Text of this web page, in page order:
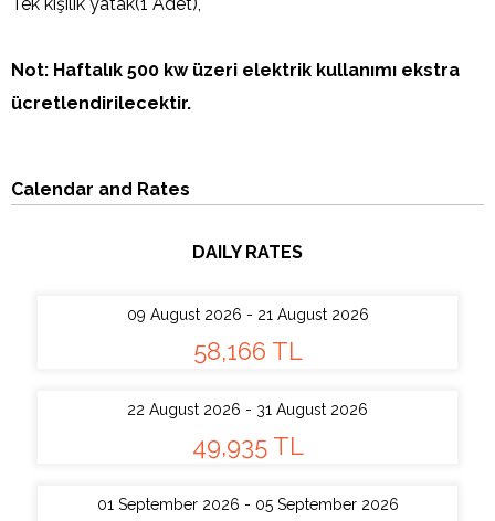
Not: Haftalık 500 kw üzeri elektrik kullanımı ekstra
ücretlendirilecektir.
Calendar and Rates
DAILY RATES
09 August 2026 - 21 August 2026
58,166 TL
22 August 2026 - 31 August 2026
49,935 TL
01 September 2026 - 05 September 2026